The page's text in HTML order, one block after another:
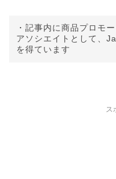
・記事内に商品プロモ
アソシエイトとして、
を得ています
ス